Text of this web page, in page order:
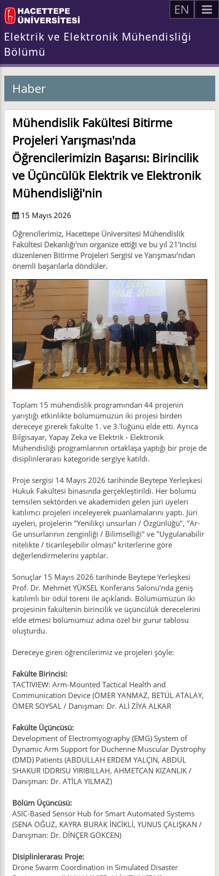
EN
Elektrik ve Elektronik Mühendisliği
Bölümü
Haber
Mühendislik Fakültesi Bitirme
Projeleri Yarışması'nda
Öğrencilerimizin Başarısı: Birincilik
ve Üçüncülük Elektrik ve Elektronik
Mühendisliği'nin
15 Mayıs 2026
Öğrencilerimiz, Hacettepe Üniversitesi Mühendislik
Fakültesi Dekanlığı'nın organize ettiği ve bu yıl 21'incisi
düzenlenen Bitirme Projeleri Sergisi ve Yarışması’ndan
önemli başarılarla döndüler.
Toplam 15 mühendislik programından 44 projenin
yarıştığı etkinlikte bölümümüzün iki projesi birden
dereceye girerek fakülte 1. ve 3.'lüğünü elde etti. Ayrıca
Bilgisayar, Yapay Zeka ve Elektrik - Elektronik
Mühendisliği programlarının ortaklaşa yaptığı bir proje de
disiplinlerarası kategoride sergiye katıldı.
Proje sergisi 14 Mayıs 2026 tarihinde Beytepe Yerleşkesi
Hukuk Fakültesi binasında gerçekleştirildi. Her bölümü
temsilen sektörden ve akademiden gelen jüri üyeleri
katılımcı projeleri inceleyerek puanlamalarını yaptı. Jüri
üyeleri, projelerin "Yenilikçi unsurları / Özgünlüğü", "Ar-
Ge unsurlarının zenginliği / Bilimselliği" ve "Uygulanabilir
nitelikte / ticarileşebilir olması” kriterlerine göre
değerlendirmelerini yaptılar.
Sonuçlar 15 Mayıs 2026 tarihinde Beytepe Yerleşkesi
Prof. Dr. Mehmet YÜKSEL Konferans Salonu’nda geniş
katılımlı bir ödül töreni ile açıklandı. Bölümümüzün iki
projesinin fakültenin birincilik ve üçüncülük derecelerini
elde etmesi bölümümüz adına özel bir gurur tablosu
oluşturdu.
Dereceye giren öğrencilerimiz ve projeleri şöyle:
Fakülte Birincisi:
TACTIVIEW: Arm-Mounted Tactical Health and
Communication Device (ÖMER YANMAZ, BETÜL ATALAY,
ÖMER SOYSAL / Danışman: Dr. ALİ ZİYA ALKAR
Fakülte Üçüncüsü:
Development of Electromyography (EMG) System of
Dynamic Arm Support for Duchenne Muscular Dystrophy
(DMD) Patients (ABDULLAH ERDEM YALÇIN, ABDUL
SHAKUR IDDRISU YIRIBILLAH, AHMETCAN KIZANLIK /
Danışman: Dr. ATİLA YILMAZ)
Bölüm Üçüncüsü:
ASIC-Based Sensor Hub for Smart Automated Systems
(SENA OĞUZ, KAYRA BURAK İNCİKLİ, YUNUS ÇALIŞKAN /
Danışman: Dr. DİNÇER GÖKCEN)
Disiplinlerarası Proje:
Drone Swarm Coordination in Simulated Disaster